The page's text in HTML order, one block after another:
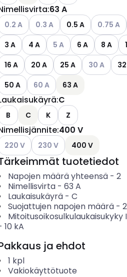
:63 A
käytettävissä olevat
0.2 A Katso käytettävissä olevat
0.3 A 0.5 A Katso
0.75 A
3 A
4 A Katso käytettävissä
5 A 6 A 8 A
16 A
20 A 25 A Katso
30 A
50 A
Katso käytettävissä olevat
60 A 63 A
:C
B C K Z
:400 V
käytettävissä olevat
220 V Katso käytettävissä olevat
230 V 400 V
tuotetiedot
Napojen määrä yhteensä- 2
Nimellisvirta- 63 A
Laukaisukäyrä- C
Suojattujen napojen määrä- 2
Mitoitusoikosulkulaukaisukyky
10 kA
ja ehdot
1 kpl
Vakiokäyttötuote